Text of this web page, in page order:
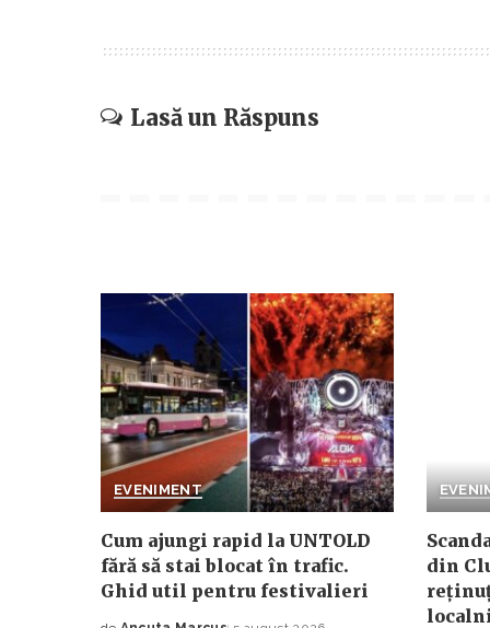
Lasă un Răspuns
EVENIMENT
Cum ajungi rapid la UNTOLD
fără să stai blocat în trafic.
Ghid util pentru festivalieri
din